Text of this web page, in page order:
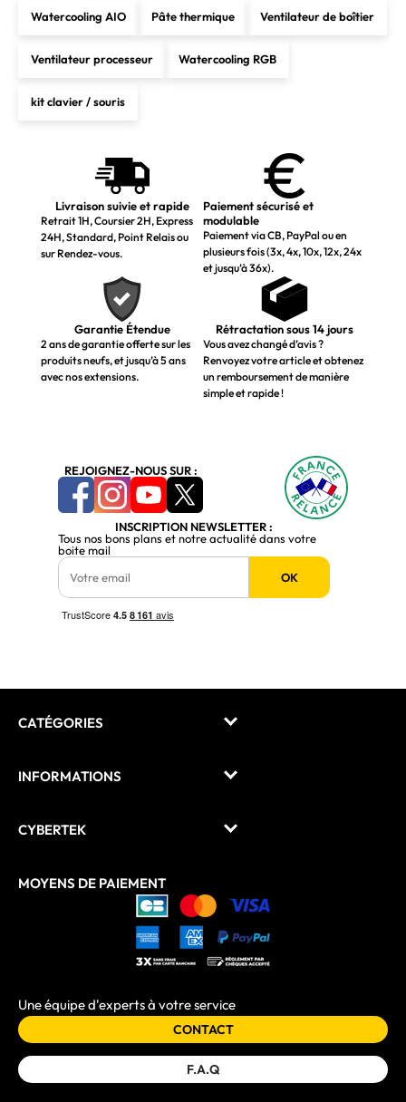
Watercooling AIO Pâte thermique Ventilateur de boîtier
Ventilateur processeur Watercooling RGB
kit clavier / souris
Livraison suivie et rapide
Retrait 1H, Coursier 2H, Express
24H, Standard, Point Relais ou
sur Rendez-vous.
Paiement sécurisé et
modulable
Paiement via CB, PayPal ou en
plusieurs fois (3x, 4x, 10x, 12x, 24x
et jusqu’à 36x).
Garantie Étendue
2 ans de garantie offerte sur les
produits neufs, et jusqu’à 5 ans
avec nos extensions.
Rétractation sous 14 jours
Vous avez changé d’avis ?
Renvoyez votre article et obtenez
un remboursement de manière
simple et rapide !
REJOIGNEZ-NOUS SUR :
INSCRIPTION NEWSLETTER :
Tous nos bons plans et notre actualité dans votre
boite mail
OK
CATÉGORIES
INFORMATIONS
CYBERTEK
MOYENS DE PAIEMENT
Une équipe d'experts à votre service
CONTACT
F.A.Q